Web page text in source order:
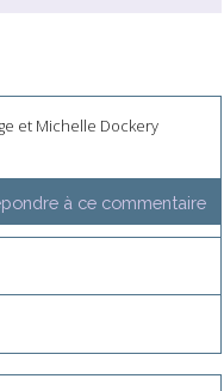
et Michelle Dockery
à ce commentaire